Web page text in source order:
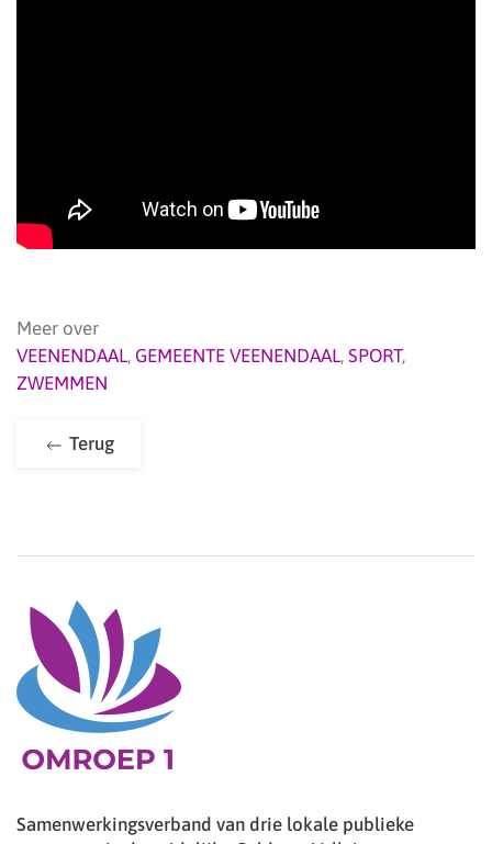
Meer over
VEENENDAAL, GEMEENTE VEENENDAAL, SPORT,
ZWEMMEN
Terug
Samenwerkingsverband van drie lokale publieke